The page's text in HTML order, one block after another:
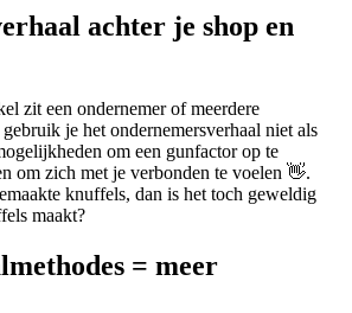
achter je shop en
zit een ondernemer of meerdere
je het ondernemersverhaal niet als
om een gunfactor op te
om zich met je verbonden te voelen 👋.
knuffels, dan is het toch geweldig
maakt?
= meer